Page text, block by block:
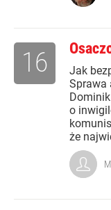
Jak
Sprawa
o
że
16